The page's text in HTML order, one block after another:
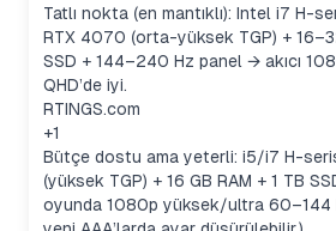
Tatlı nokta (en mantıklı): Intel i7 H-
RTX 4070 (orta-yüksek TGP) +
SSD + 144–240 Hz panel → akıcı
QHD’de iyi.
RTINGS.com
+1
Bütçe dostu ama yeterli: i5/i7 H-
(yüksek TGP) + 16 GB RAM + 1 TB
oyunda 1080p yüksek/ultra 60–144